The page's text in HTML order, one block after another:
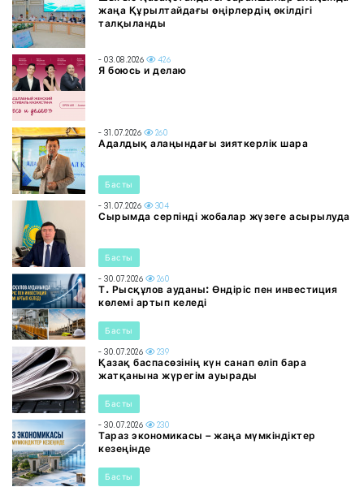
жаңа Құрылтайдағы өңірлердің өкілдігі
талқыланды
- 03.08.2026 426
Я боюсь и делаю
- 31.07.2026 260
Адалдық алаңындағы зияткерлік шара
Басты
- 31.07.2026 304
Сырымда серпінді жобалар жүзеге асырылуда
Басты
- 30.07.2026 260
Т. Рысқұлов ауданы: Өндіріс пен инвестиция
көлемі артып келеді
Басты
- 30.07.2026 239
Қазақ баспасөзінің күн санап өліп бара
жатқанына жүрегім ауырады
Басты
- 30.07.2026 230
Тараз экономикасы – жаңа мүмкіндіктер
кезеңінде
Басты